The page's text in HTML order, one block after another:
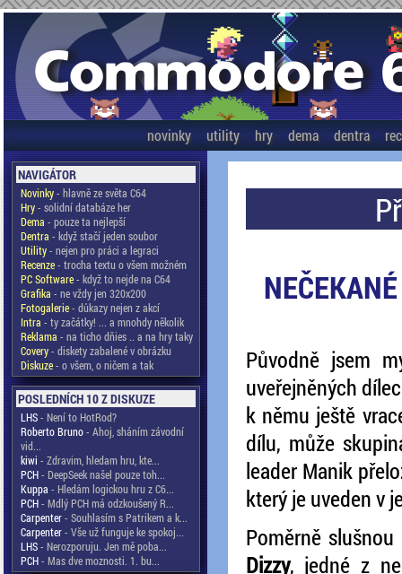
novinky utility hry dema dentra
NAVIGÁTOR
Novinky- hlavně ze světa C64
Hry- solidní databáze her
Dema - pouze ta nejlepší
Dentra - když stačí jeden soubor
Utility- nejen pro práci a legraci
Recenze- trocha textu o všem možném
PC Software- když to nejde na C64
Grafika - ne vždy jen 320x200
Fotogalerie- důkazy nejen z akcí
Intra - ty začátky! ... a mnohdy několik
Reklama - na ticho dňies .. a na hry taky
Covery- diskety zabalené v obrázku
Diskuze- o všem, o ničem a tak
POSLEDNÍCH 10 Z DISKUZE
LHS- Není to HotRod?
Roberto Bruno- Ahoj, sháním závodní
vid...
kiwi - Zdravim, hledam hru, kte...
PCH- DeepSeek našel pouze toh...
Kuppa - Hledám logickou hru z C6...
PCH- Mdlý PCH má odzkoušený R...
Carpenter- Souhlasím s Patrikem a k...
Carpenter- Vše už funguje ke spokoj...
LHS- Nerozporuju. Jen mě poba...
PCH- Mas dve moznosti. 1. bu...
Původně jsem
uveřejněných
k němu ještě
dílu, může
leader Manik
který je uveden v
Poměrně
Dizzy, jedné z